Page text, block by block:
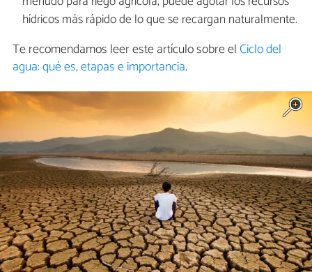
hídricos más rápido de lo que se recargan naturalmente.
Te recomendamos leer este artículo sobre elCiclo del
agua: qué es, etapas e importancia.